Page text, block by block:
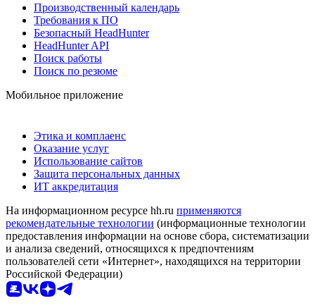
Производственный календарь
Требования к ПО
Безопасный HeadHunter
HeadHunter API
Поиск работы
Поиск по резюме
Мобильное приложение
Этика и комплаенс
Оказание услуг
Использование сайтов
Защита персональных данных
ИТ аккредитация
На информационном ресурсе hh.ru применяются
рекомендательные технологии (информационные технологии
предоставления информации на основе сбора, систематизации
и анализа сведений, относящихся к предпочтениям
пользователей сети «Интернет», находящихся на территории
Российской Федерации)